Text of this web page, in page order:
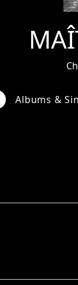
Albums &